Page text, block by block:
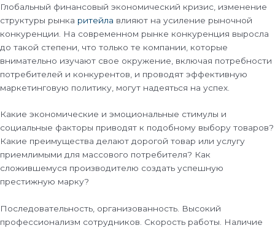
Глобальный финансовый экономический кризис, изменение
структуры рынка ритейла влияют на усиление рыночной
конкуренции. На современном рынке конкуренция выросла
до такой степени, что только те компании, которые
внимательно изучают свое окружение, включая потребности
потребителей и конкурентов, и проводят эффективную
маркетинговую политику, могут надеяться на успех.
Какие экономические и эмоциональные стимулы и
социальные факторы приводят к подобному выбору товаров?
Какие преимущества делают дорогой товар или услугу
приемлимыми для массового потребителя? Как
сложившемуся производителю создать успешную
престижную марку?
Последовательность, организованность. Высокий
профессионализм сотрудников. Скорость работы. Наличие